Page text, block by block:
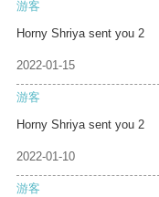
游客
Horny Shriya sent you 2
2022-01-15
游客
Horny Shriya sent you 2
2022-01-10
游客